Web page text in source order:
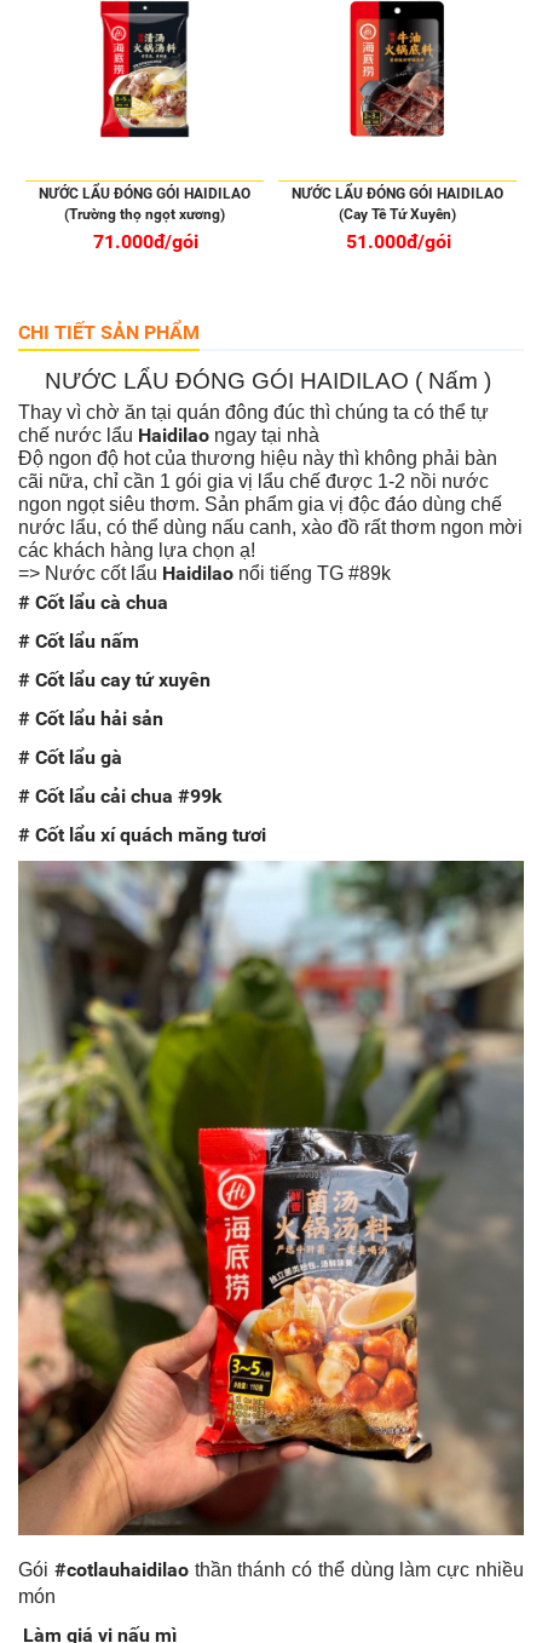
NƯỚC LẨU ĐÓNG GÓI HAIDILAO
(Trường thọ ngọt xương)
71.000đ/gói
NƯỚC LẨU ĐÓNG GÓI HAIDILAO
(Cay Tê Tứ Xuyên)
51.000đ/gói
CHI TIẾT SẢN PHẨM
NƯỚC LẨU ĐÓNG GÓI HAIDILAO ( Nấm )
Thay vì chờ ăn tại quán đông đúc thì chúng ta có thể tự
chế nước lẩu Haidilao ngay tại nhà
Độ ngon độ hot của thương hiệu này thì không phải bàn
cãi nữa, chỉ cần 1 gói gia vị lẩu chế được 1-2 nồi nước
ngon ngọt siêu thơm. Sản phẩm gia vị độc đáo dùng chế
nước lẩu, có thể dùng nấu canh, xào đồ rất thơm ngon mời
các khách hàng lựa chọn ạ!
=> Nước cốt lẩu Haidilao nổi tiếng TG #89k
# Cốt lẩu cà chua
# Cốt lẩu nấm
# Cốt lẩu cay tứ xuyên
# Cốt lẩu hải sản
# Cốt lẩu gà
# Cốt lẩu cải chua #99k
# Cốt lẩu xí quách măng tươi
Gói #cotlauhaidilaothần thánh có thể dùng làm cực nhiều
món
Làm giá vị nấu mì